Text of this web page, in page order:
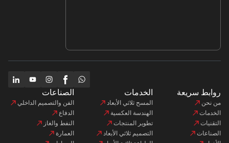
الصناعات
الفن والتصميم الداخلي
الدفاع
النفط والغاز
العمارة
الخدمات
المسح ثلاثي الأبعاد
الهندسة العكسية
تطوير المنتجات
التصميم ثلاثي الأبعاد
روابط سريعة
من نحن
الخدمات
التقنيات
الصناعات